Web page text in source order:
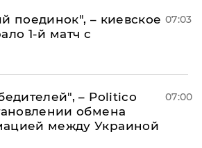
поединок", – киевское
1-й матч с
07:03
– Politico
обмена
между Украиной
07:00